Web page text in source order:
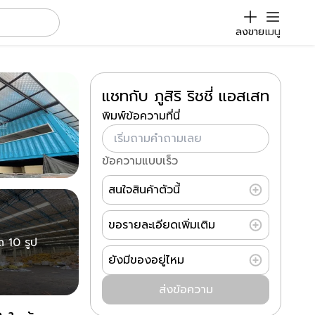
ลงขายเมนู
10 รูป
แชทกับ ภูสิริ ริชชี่ แอสเสท
พิมพ์ข้อความที่นี่
ข้อความแบบเร็ว
สนใจสินค้าตัวนี้
ขอรายละเอียดเพิ่มเติม
ยังมีของอยู่ไหม
ส่งข้อความ